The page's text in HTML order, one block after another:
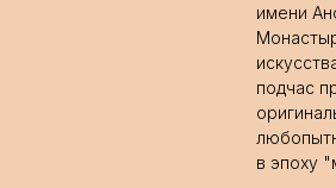
имени
подчас
в эпоху